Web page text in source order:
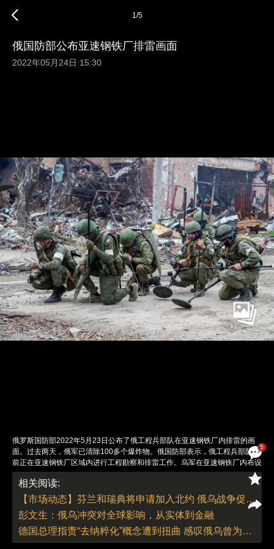
5
1/5
俄国防部公布亚速钢铁厂排雷画面
2022年05月24日 15:30
俄罗斯国防部2022年5月23日公布了俄工程兵部队在亚速钢铁厂内排雷的画
面。过去两天，俄军已清除100多个爆炸物。俄国防部表示，俄工程兵部队目
前正在亚速钢铁厂区域内进行工程勘察和排雷工作。乌军在亚速钢铁厂内布设
了地雷。俄军清除未引爆的弹药等危险武器，并使用军用推土机清理路面上的
武器和建筑物残骸。当地时间2022年5月22日，乌克兰马里乌波尔，俄罗斯
工程兵部队在亚速钢铁厂内进行排雷工作。图：Alexander Garmayev/IC
责任编辑：刘青 | 版面编辑：刘青
相关阅读:
【市场动态】芬兰和瑞典将申请加入北约 俄乌战争促使两国作出历史性转变
彭文生：俄乌冲突对全球影响，从实体到金融
德国总理指责“去纳粹化”概念遭到扭曲 感叹俄乌曾为解放德国人民并肩战斗